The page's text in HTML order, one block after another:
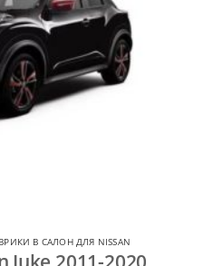
В САЛОН ДЛЯ NISSAN